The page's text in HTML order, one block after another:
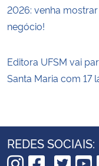
2026: venha
negócio!
Editora UFSM vai
Santa Maria com 17
REDES SOCIAIS: